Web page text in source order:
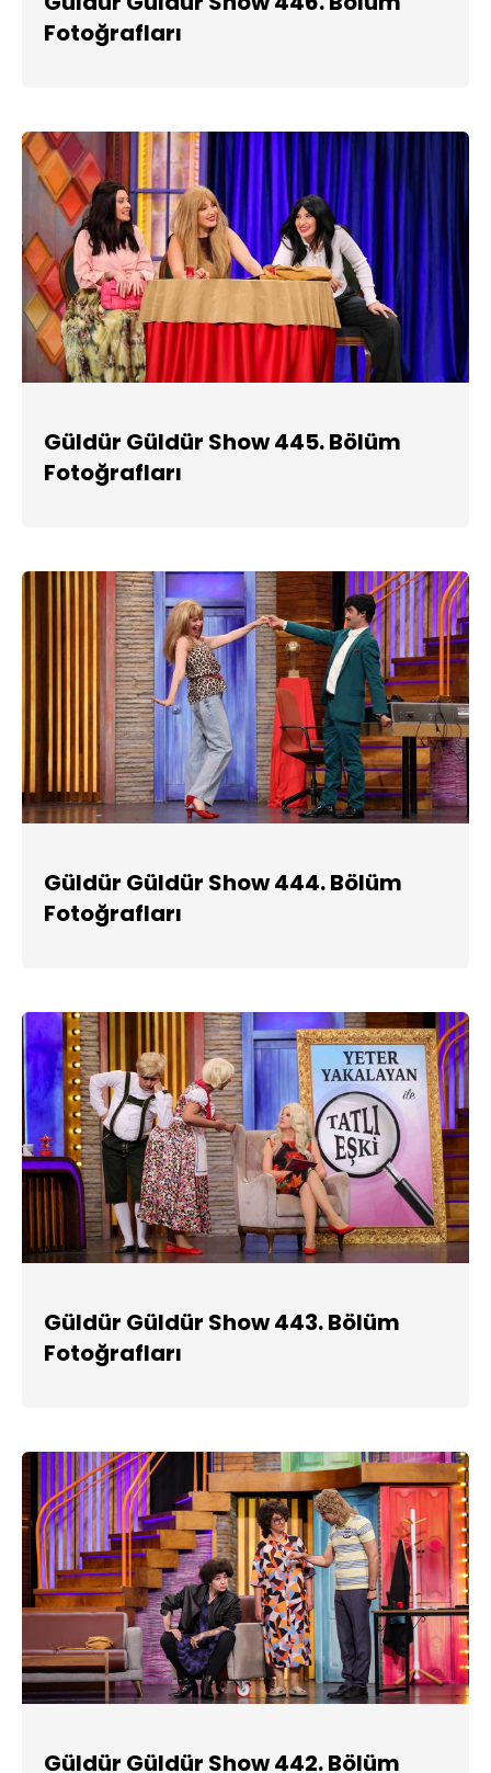
Fotoğrafları
Güldür Güldür Show 445. Bölüm
Fotoğrafları
Güldür Güldür Show 444. Bölüm
Fotoğrafları
Güldür Güldür Show 443. Bölüm
Fotoğrafları
Güldür Güldür Show 442. Bölüm